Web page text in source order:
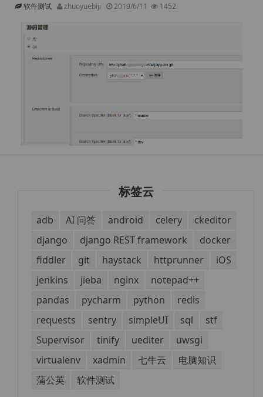
软件测试 zhuoyuebiji 2019/6/11 1452
标签云
adb AI 问答 android celery
ckeditor
django
django REST framework
docker
fiddler
git haystack httprunner
iOS
jenkins
jieba nginx
notepad++
pandas
pycharm python
redis
requests
sentry simpleUI sql
stf
Supervisor
tinify uediter
uwsgi
virtualenv
xadmin 七牛云
电脑知识
蒲公英
软件测试